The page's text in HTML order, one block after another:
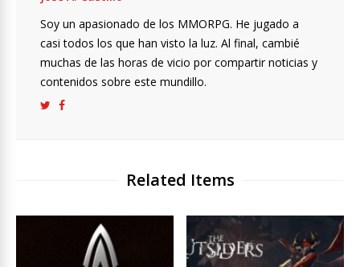
Soy un apasionado de los MMORPG. He jugado a
casi todos los que han visto la luz. Al final, cambié
muchas de las horas de vicio por compartir noticias y
contenidos sobre este mundillo.
Related Items